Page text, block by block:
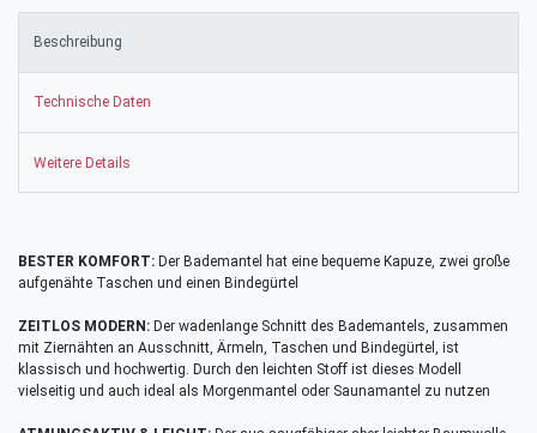
Beschreibung
Technische Daten
Weitere Details
BESTER KOMFORT: Der Bademantel hat eine bequeme Kapuze, zwei große
aufgenähte Taschen und einen Bindegürtel
ZEITLOS MODERN: Der wadenlange Schnitt des Bademantels, zusammen
mit Ziernähten an Ausschnitt, Ärmeln, Taschen und Bindegürtel, ist
klassisch und hochwertig. Durch den leichten Stoff ist dieses Modell
vielseitig und auch ideal als Morgenmantel oder Saunamantel zu nutzen